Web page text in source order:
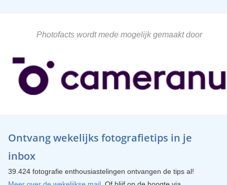
Photofacts wordt mede mogelijk gemaakt door
Ontvang wekelijks fotografietips in je
inbox
39.424 fotografie enthousiastelingen ontvangen de tips al!